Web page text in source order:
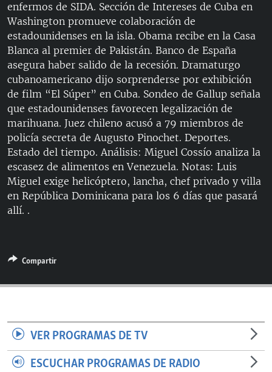
enfermos de SIDA. Sección de Intereses de Cuba en
Washington promueve colaboración de
estadounidenses en la isla. Obama recibe en la Casa
Blanca al premier de Pakistán. Banco de España
asegura haber salido de la recesión. Dramaturgo
cubanoamericano dijo sorprenderse por exhibición
de film “El Súper” en Cuba. Sondeo de Gallup señala
que estadounidenses favorecen legalización de
marihuana. Juez chileno acusó a 79 miembros de
policía secreta de Augusto Pinochet. Deportes.
Estado del tiempo. Análisis: Miguel Cossío analiza la
escasez de alimentos en Venezuela. Notas: Luis
Miguel exige helicóptero, lancha, chef privado y villa
en República Dominicana para los 6 días que pasará
allí. .
Compartir
VER PROGRAMAS DE TV
ESCUCHAR PROGRAMAS DE RADIO